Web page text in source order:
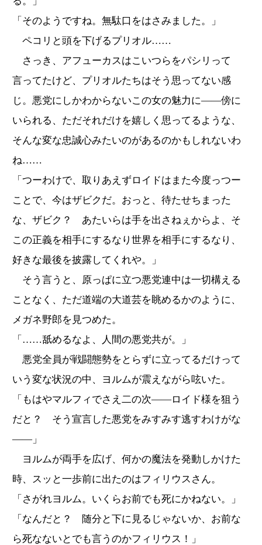
「そのようですね。無駄口をはさみました。」
ペコリと頭を下げるプリオル……
さっき、アフューカスはこいつらをパシリって
言ってたけど、プリオルたちはそう思ってない感
じ。悪党にしかわからないこの女の魅力に――傍に
いられる、ただそれだけを嬉しく思ってるような、
そんな変な忠誠心みたいのがあるのかもしれないわ
ね……
「つーわけで、取りあえずロイドはまた今度っつー
ことで、今はザビクだ。おっと、待たせちまった
な、ザビク？ あたいらは手を出さねぇからよ、そ
この正義を相手にするなり世界を相手にするなり、
好きな最後を披露してくれや。」
そう言うと、原っぱに立つ悪党連中は一切構える
ことなく、ただ道端の大道芸を眺めるかのように、
メガネ野郎を見つめた。
「……舐めるなよ、人間の悪党共が。」
悪党全員が戦闘態勢をとらずに立ってるだけって
いう変な状況の中、ヨルムが震えながら呟いた。
「もはやマルフィでさえ二の次――ロイド様を狙う
だと？ そう宣言した悪党をみすみす逃すわけがな
――」
ヨルムが両手を広げ、何かの魔法を発動しかけた
時、スッと一歩前に出たのはフィリウスさん。
「さがれヨルム。いくらお前でも死にかねない。」
「なんだと？ 随分と下に見るじゃないか、お前な
ら死なないとでも言うのかフィリウス！」